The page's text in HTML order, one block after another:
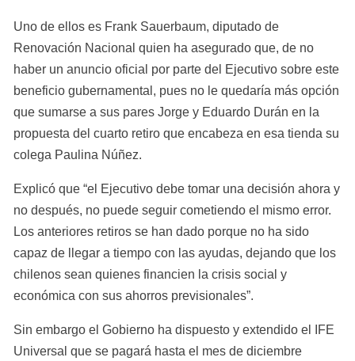
Uno de ellos es Frank Sauerbaum, diputado de
Renovación Nacional quien ha asegurado que, de no
haber un anuncio oficial por parte del Ejecutivo sobre este
beneficio gubernamental, pues no le quedaría más opción
que sumarse a sus pares Jorge y Eduardo Durán en la
propuesta del cuarto retiro que encabeza en esa tienda su
colega Paulina Núñez.
Explicó que “el Ejecutivo debe tomar una decisión ahora y
no después, no puede seguir cometiendo el mismo error.
Los anteriores retiros se han dado porque no ha sido
capaz de llegar a tiempo con las ayudas, dejando que los
chilenos sean quienes financien la crisis social y
económica con sus ahorros previsionales”.
Sin embargo el Gobierno ha dispuesto y extendido el IFE
Universal que se pagará hasta el mes de diciembre